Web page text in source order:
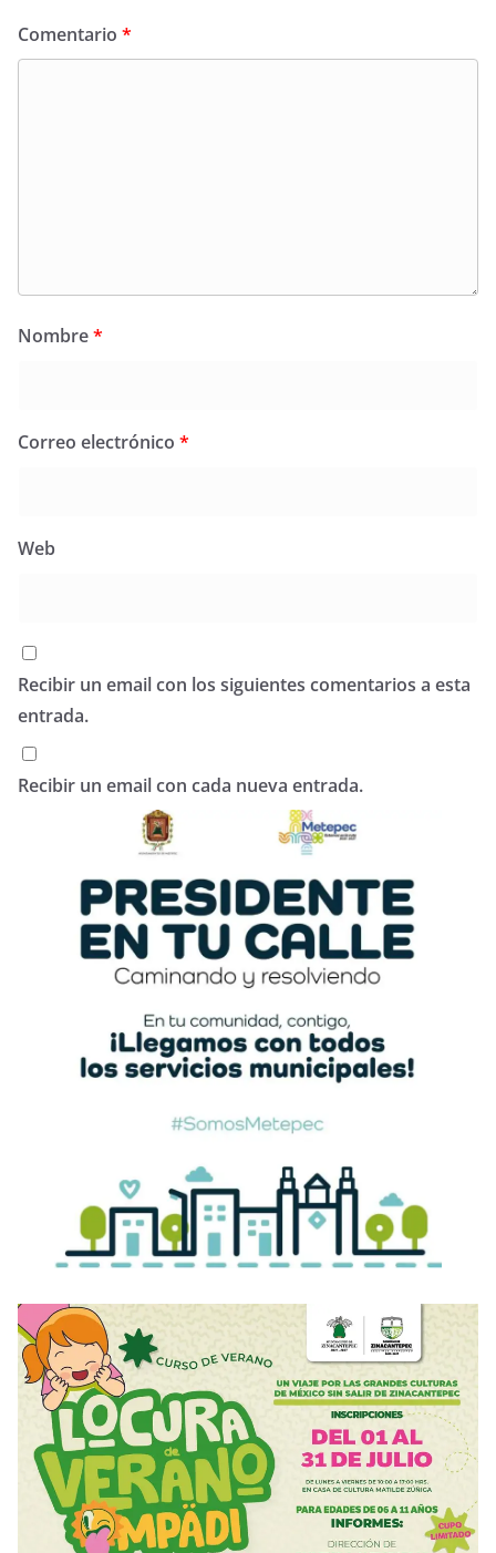
Comentario *
Nombre*
Correo electrónico *
Web
Recibir un email con los siguientes comentarios a esta
entrada.
Recibir un email con cada nueva entrada.